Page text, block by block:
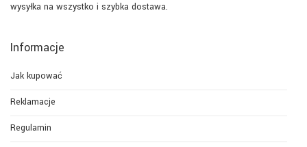
wysyłka na wszystko i szybka dostawa.
Informacje
Jak kupować
Reklamacje
Regulamin